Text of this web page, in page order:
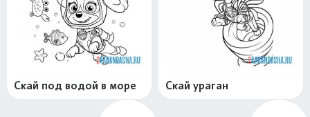
Скай под водой в море Скай ураган